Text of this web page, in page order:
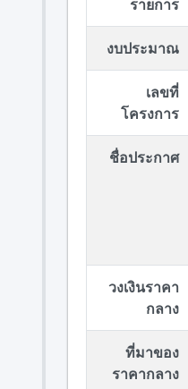
รายการ
งบประมาณ
เลขที่
โครงการ
ชื่อประกาศ
วงเงินราคา
กลาง
ที่มาของ
ราคากลาง